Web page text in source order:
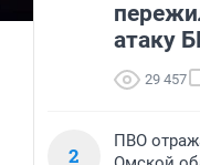
атаку
29 457
2
ПВО